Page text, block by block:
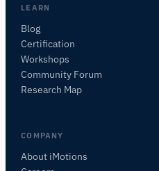
LEARN
Blog
Certification
Workshops
Community Forum
Research Map
COMPANY
About iMotions
FRAGEN SIE ZU DIESEM ARTIKEL
Diesen Artikel zusammenfassen
Wie könnte ich das anwenden?